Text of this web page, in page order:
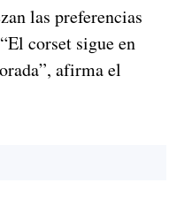
las preferencias
corset sigue en
afirma el